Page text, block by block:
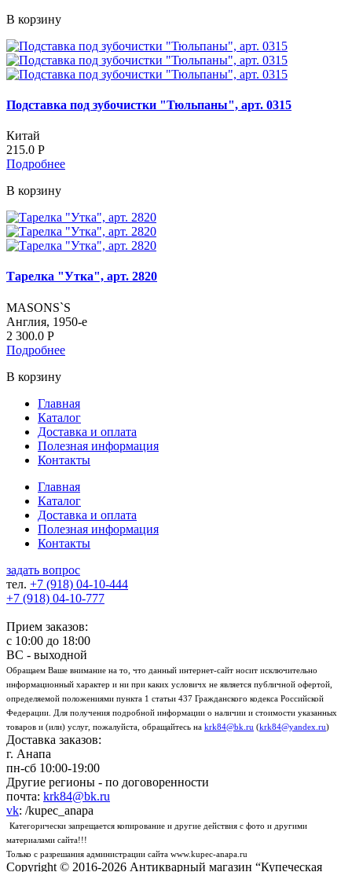
В корзину
Подставка под зубочистки "Тюльпаны", арт. 0315
Китай
215.0 Р
Подробнее
В корзину
Тарелка "Утка", арт. 2820
MASONS`S
Англия, 1950-е
2 300.0 Р
Подробнее
В корзину
Главная
Каталог
Доставка и оплата
Полезная информация
Контакты
Главная
Каталог
Доставка и оплата
Полезная информация
Контакты
задать вопрос
тел. +7 (918) 04-10-444
+7 (918) 04-10-777
Прием заказов:
с 10:00 до 18:00
ВС - выходной
Обращаем Ваше внимание на то, что данный интернет-сайт носит исключительно
информационный характер и ни при каких условичх не является публичной офертой,
определяемой положениями пункта 1 статьи 437 Гражданского кодекса Российской
Федерации. Для получения подробной информации о наличии и стоимости указанных
товаров и (или) услуг, пожалуйста, обращайтесь на krk84@bk.ru (krk84@yandex.ru)
Доставка заказов:
г. Анапа
пн-сб 10:00-19:00
Другие регионы - по договоренности
почта: krk84@bk.ru
vk: /kupec_anapa
Категорически запрещается копирование и другие действия с фото и другими
материалами сайта!!!
Только с разрешания администрации сайта www.kupec-anapa.ru
Copyright © 2016-2026 Антикварный магазин “Купеческая